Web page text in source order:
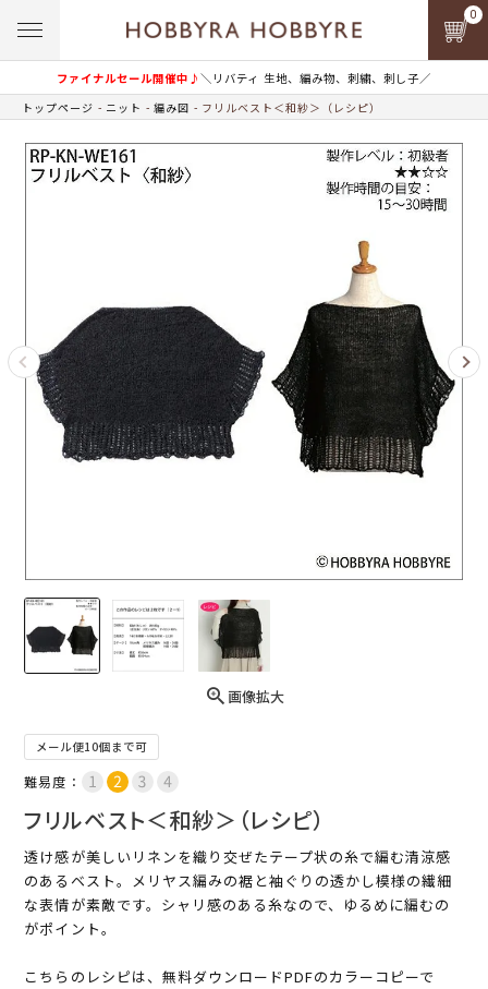
ファイナルセール開催中♪＼リバティ 生地、編み物、刺繍、刺し子／
0
トップページ ニット 編み図 フリルベスト＜和紗＞（レシピ）
画像拡大
メール便10個まで可
難易度：
フリルベスト＜和紗＞（レシピ）
透け感が美しいリネンを織り交ぜたテープ状の糸で編む清涼感
のあるベスト。メリヤス編みの裾と袖ぐりの透かし模様の繊細
な表情が素敵です。シャリ感のある糸なので、ゆるめに編むの
がポイント。
こちらのレシピは、無料ダウンロードPDFのカラーコピーで